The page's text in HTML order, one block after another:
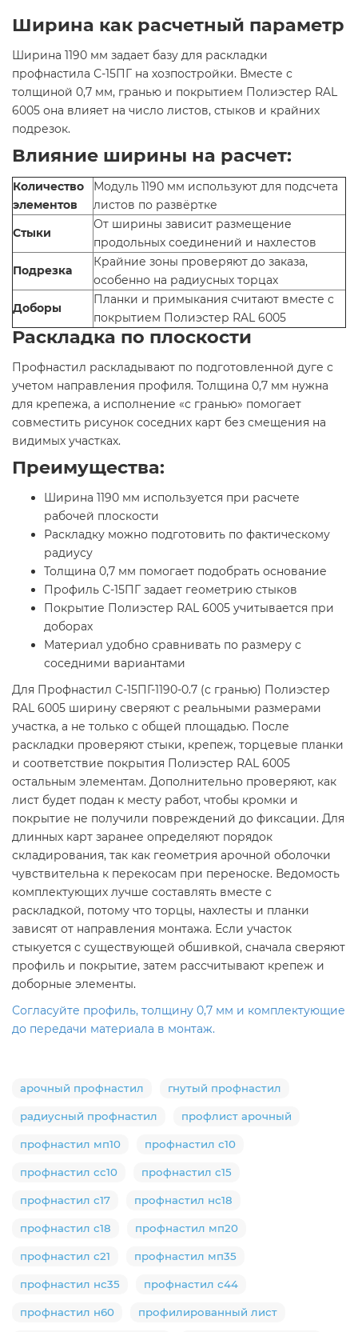
Ширина как расчетный параметр
Ширина 1190 мм задает базу для раскладки
профнастила С-15ПГ на хозпостройки. Вместе с
толщиной 0,7 мм, гранью и покрытием Полиэстер RAL
6005 она влияет на число листов, стыков и крайних
подрезок.
Влияние ширины на расчет:
Количество
элементов
Модуль 1190 мм используют для подсчета
листов по развёртке
Стыки
От ширины зависит размещение
продольных соединений и нахлестов
Подрезка
Крайние зоны проверяют до заказа,
особенно на радиусных торцах
Доборы
Планки и примыкания считают вместе с
покрытием Полиэстер RAL 6005
Раскладка по плоскости
Профнастил раскладывают по подготовленной дуге с
учетом направления профиля. Толщина 0,7 мм нужна
для крепежа, а исполнение «с гранью» помогает
совместить рисунок соседних карт без смещения на
видимых участках.
Преимущества:
Ширина 1190 мм используется при расчете
рабочей плоскости
Раскладку можно подготовить по фактическому
радиусу
Толщина 0,7 мм помогает подобрать основание
Профиль С-15ПГ задает геометрию стыков
Покрытие Полиэстер RAL 6005 учитывается при
доборах
Материал удобно сравнивать по размеру с
соседними вариантами
Для Профнастил С-15ПГ-1190-0.7 (с гранью) Полиэстер
RAL 6005 ширину сверяют с реальными размерами
участка, а не только с общей площадью. После
раскладки проверяют стыки, крепеж, торцевые планки
и соответствие покрытия Полиэстер RAL 6005
остальным элементам. Дополнительно проверяют, как
лист будет подан к месту работ, чтобы кромки и
покрытие не получили повреждений до фиксации. Для
длинных карт заранее определяют порядок
складирования, так как геометрия арочной оболочки
чувствительна к перекосам при переноске. Ведомость
комплектующих лучше составлять вместе с
раскладкой, потому что торцы, нахлесты и планки
зависят от направления монтажа. Если участок
стыкуется с существующей обшивкой, сначала сверяют
профиль и покрытие, затем рассчитывают крепеж и
доборные элементы.
Согласуйте профиль, толщину 0,7 мм и комплектующие
до передачи материала в монтаж.
арочный профнастил гнутый профнастил
радиусный профнастил профлист арочный
профнастил мп10 профнастил с10
профнастил сс10 профнастил с15
профнастил с17 профнастил нс18
профнастил с18 профнастил мп20
профнастил с21 профнастил мп35
профнастил нс35 профнастил с44
профнастил н60 профилированный лист